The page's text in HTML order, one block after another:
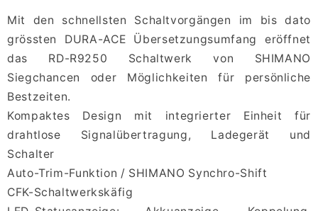
Mit den schnellsten Schaltvorgängen im bis dato
grössten DURA-ACE Übersetzungsumfang eröffnet
das RD-R9250 Schaltwerk von SHIMANO
Siegchancen oder Möglichkeiten für persönliche
Bestzeiten.
Kompaktes Design mit integrierter Einheit für
drahtlose Signalübertragung, Ladegerät und
Schalter
Auto-Trim-Funktion / SHIMANO Synchro-Shift
CFK-Schaltwerkskäfig